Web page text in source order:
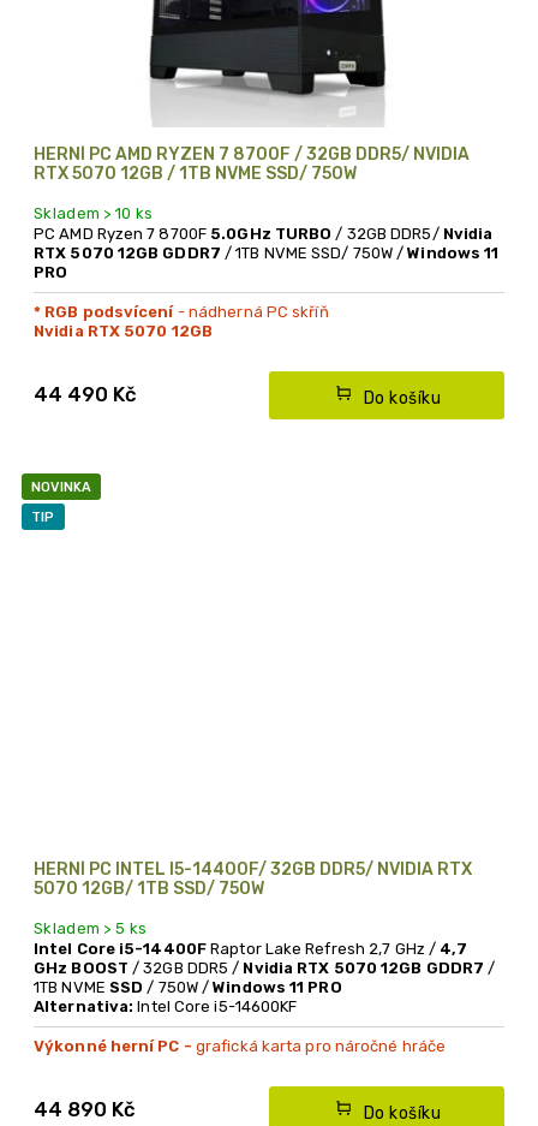
HERNÍ PC AMD RYZEN 7 8700F / 32GB DDR5/ NVIDIA
RTX 5070 12GB / 1TB NVME SSD/ 750W
Skladem > 10 ks
44 490 Kč Do košíku
PC AMD Ryzen 7 8700F 5.0GHz TURBO / 32GB DDR5/ Nvidia
RTX 5070 12GB GDDR7 / 1TB NVME SSD/ 750W /Windows 11
PRO
* RGB podsvícení- nádherná PC skříň
Nvidia RTX 5070 12GB
NOVINKA
TIP
HERNÍ PC INTEL I5-14400F/ 32GB DDR5/ NVIDIA RTX
5070 12GB/ 1TB SSD/ 750W
Skladem > 5 ks
44 890 Kč Do košíku
Intel Core i5-14400F Raptor Lake Refresh 2,7 GHz / 4,7
GHz BOOST / 32GB DDR5 / Nvidia RTX 5070 12GB GDDR7 /
1TB NVME SSD / 750W /Windows 11 PRO
Alternativa:Intel Core i5-14600KF
Výkonné herní PC - grafická karta pro náročné hráče